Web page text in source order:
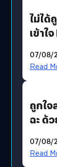
ไม่ได้
เข้าใ
07/08/
Read
ถูกใจ
ฉะ ด้
มีภาษ
07/08/
Read